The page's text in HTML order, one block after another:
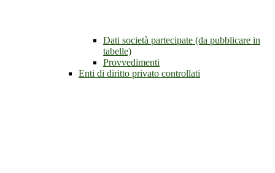
Dati società partecipate (da pubblicare in
tabelle)
Provvedimenti
Enti di diritto privato controllati